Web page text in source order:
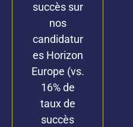
succès sur
nos
candidatur
es Horizon
Europe (vs.
16% de
taux de
succès